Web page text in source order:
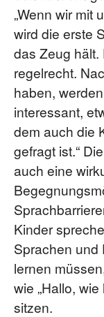
„Wenn wir mit
wird die erste
das Zeug
regelrecht.
haben,
interessant,
dem auch die
gefragt ist.“
auch eine
Kinder
Sprachen und
lernen
wie „Hallo,
sitzen.